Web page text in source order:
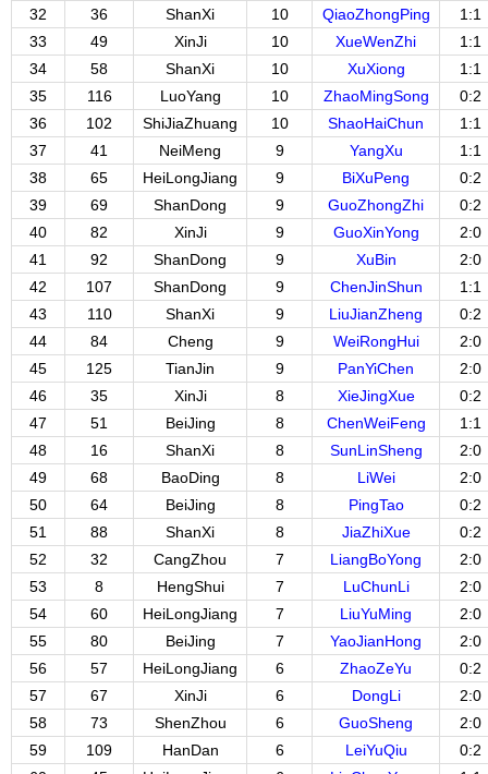
32
36 ShanXi 10 QiaoZhongPing
1:1
33
49 XinJi 10 XueWenZhi
1:1
34
58 ShanXi 10 XuXiong
1:1
35
116 LuoYang 10 ZhaoMingSong
0:2
36
102 ShiJiaZhuang 10 ShaoHaiChun
1:1
37
41 NeiMeng 9 YangXu
1:1
38
65 HeiLongJiang 9 BiXuPeng
0:2
39
69 ShanDong 9 GuoZhongZhi
0:2
40
82 XinJi 9 GuoXinYong
2:0
41
92 ShanDong 9 XuBin
2:0
42
107 ShanDong 9 ChenJinShun
1:1
43
110 ShanXi 9 LiuJianZheng
0:2
44
84 Cheng 9 WeiRongHui
2:0
45
125 TianJin 9 PanYiChen
2:0
46
35 XinJi 8 XieJingXue
0:2
47
51 BeiJing 8 ChenWeiFeng
1:1
48
16 ShanXi 8 SunLinSheng
2:0
49
68 BaoDing 8 LiWei
2:0
50
64 BeiJing 8 PingTao
0:2
51
88 ShanXi 8 JiaZhiXue
0:2
52
32 CangZhou 7 LiangBoYong
2:0
53
8 HengShui 7 LuChunLi
2:0
54
60 HeiLongJiang 7 LiuYuMing
2:0
55
80 BeiJing 7 YaoJianHong
2:0
56
57 HeiLongJiang 6 ZhaoZeYu
0:2
57
67 XinJi 6 DongLi
2:0
58
73 ShenZhou 6 GuoSheng
2:0
59
109 HanDan 6 LeiYuQiu
0:2